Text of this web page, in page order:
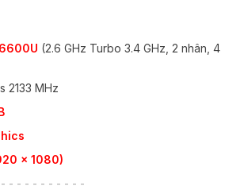
(2.6 GHz Turbo 3.4 GHz, 2 nhân, 4
2133 MHz
x 1080)
- - - - - - - - - -